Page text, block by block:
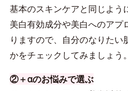
基本のスキンケアと同じよう
美白有効成分や美白へのアプ
りますので、自分のなりたい
かをチェックしてみましょう。
②＋αのお悩みで選ぶ